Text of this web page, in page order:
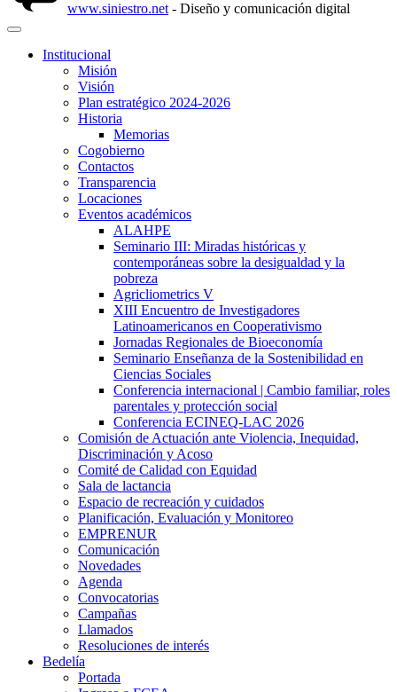
www.siniestro.net- Diseño y comunicación digital
Institucional
Misión
Visión
Plan estratégico 2024-2026
Historia
Memorias
Cogobierno
Contactos
Transparencia
Locaciones
Eventos académicos
ALAHPE
Seminario III: Miradas históricas y
contemporáneas sobre la desigualdad y la
pobreza
Agricliometrics V
XIII Encuentro de Investigadores
Latinoamericanos en Cooperativismo
Jornadas Regionales de Bioeconomía
Seminario Enseñanza de la Sostenibilidad en
Ciencias Sociales
Conferencia internacional | Cambio familiar, roles
parentales y protección social
Conferencia ECINEQ-LAC 2026
Comisión de Actuación ante Violencia, Inequidad,
Discriminación y Acoso
Comité de Calidad con Equidad
Sala de lactancia
Espacio de recreación y cuidados
Planificación, Evaluación y Monitoreo
EMPRENUR
Comunicación
Novedades
Agenda
Convocatorias
Campañas
Llamados
Resoluciones de interés
Bedelía
Portada